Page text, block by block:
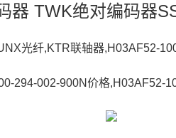
器 TWK绝对编码器
光纤,KTR联轴器,H03AF52-
294-002-900N价格,H03AF52-